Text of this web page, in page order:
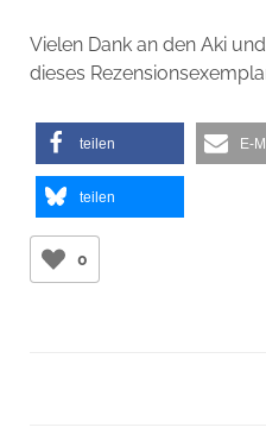
Vielen Dank an den Aki
dieses
teilen E-
teilen
0